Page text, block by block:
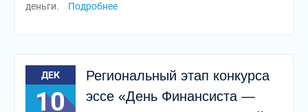
деньги.
Подробнее
ДЕК
10
Региональный этап конкурса
эссе «День Финансиста —